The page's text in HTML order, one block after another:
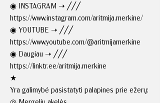
◉ INSTAGRAM ➝ ╱╱╱
https://www.instagram.com/aritmija.merkine/
◉ YOUTUBE ➝ ╱╱╱
https://www.youtube.com/@aritmijamerkine
◉ Daugiau ➝ ╱╱╱
https://linktr.ee/aritmija.merkine
★
Yra galimybė pasistatyti palapines prie ežerų: